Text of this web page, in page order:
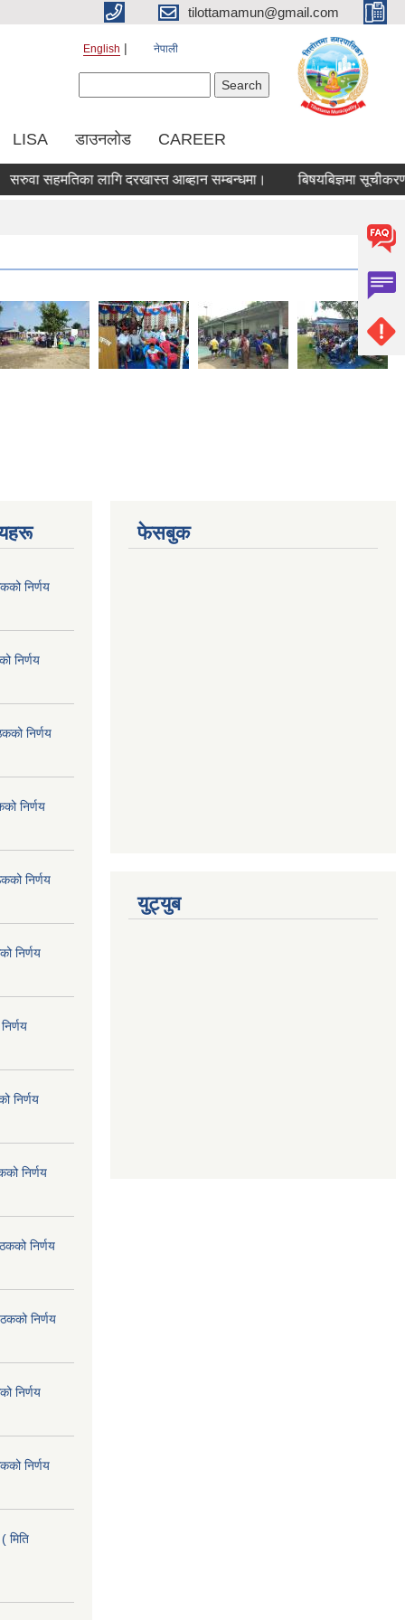
tilottamamun@gmail.com
English नेपाली
LISA डाउनलोड CAREER
सहमतिका लागि दरखास्त आब्हान सम्बन्धमा। बिषयबिज्ञमा सूचीकरण हुने
निर्णय
निर्णय
निर्णय
निर्णय
निर्णय
निर्णय
निर्णय
निर्णय
निर्णय
निर्णय
निर्णय
निर्णय
मिति
फेसबुक
युट्युब